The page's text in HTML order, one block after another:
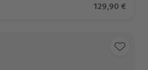
Aktueller
129,90 €